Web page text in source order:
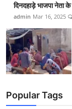
दिनदहाड़े भाजपा नेता
admin Mar 16, 2025
Popular Tags